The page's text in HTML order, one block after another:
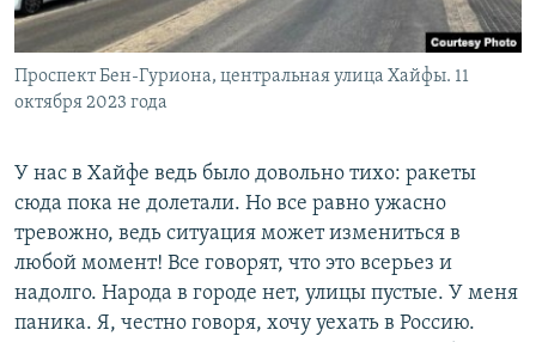
Проспект Бен-Гуриона, центральная улица Хайфы. 11
октября 2023 года
У нас в Хайфе ведь было довольно тихо: ракеты
сюда пока не долетали. Но все равно ужасно
тревожно, ведь ситуация может измениться в
любой момент! Все говорят, что это всерьез и
надолго. Народа в городе нет, улицы пустые. У меня
паника. Я, честно говоря, хочу уехать в Россию.